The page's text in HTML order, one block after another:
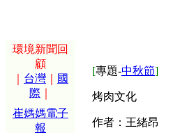
環境新聞回
顧
台灣
國
際
崔媽媽電子
報
[專題-中秋節]
烤肉文化
作者：王緒昂